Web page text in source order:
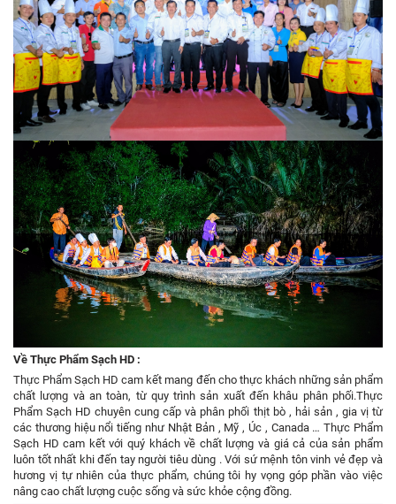
Về Thực Phẩm Sạch HD :
Thực Phẩm Sạch HD cam kết mang đến cho thực khách những sản phẩm
chất lượng và an toàn, từ quy trình sản xuất đến khâu phân phối.Thực
Phẩm Sạch HD chuyên cung cấp và phân phối thịt bò , hải sản , gia vị từ
các thương hiệu nổi tiếng như Nhật Bản , Mỹ , Úc , Canada … Thực Phẩm
Sạch HD cam kết với quý khách về chất lượng và giá cả của sản phẩm
luôn tốt nhất khi đến tay người tiêu dùng . Với sứ mệnh tôn vinh vẻ đẹp và
hương vị tự nhiên của thực phẩm, chúng tôi hy vọng góp phần vào việc
nâng cao chất lượng cuộc sống và sức khỏe cộng đồng.